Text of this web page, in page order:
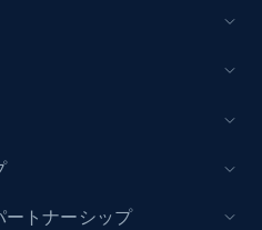
ートナーシップ